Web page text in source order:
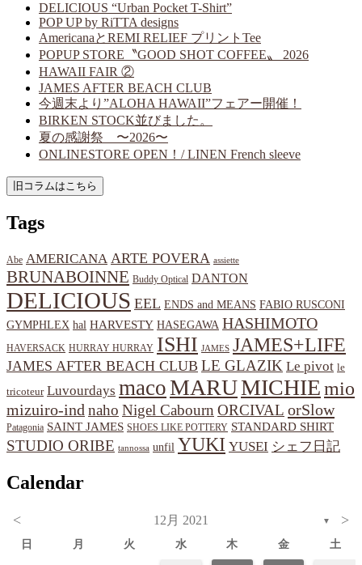
DELICIOUS “Urban Pocket T-Shirt”
POP UP by RiTTA designs
AmericanaとREMI RELIEF プリントTee
POPUP STORE〝GOOD SHOT COFFEE〟 2026
HAWAII FAIR ②
JAMES AFTER BEACH CLUB
今週末より”ALOHA HAWAII”フェアー開催！
BIRKEN STOCK並びました。
夏の感謝祭 〜2026〜
ONLINESTORE OPEN！/ LINEN French sleeve
Tags
Abe AMERICANA ARTE POVERA assiette
BRUNABOINNE Buddy Optical DANTON
DELICIOUS EEL ENDS and MEANS FABIO RUSCONI
GYMPHLEX hal HARVESTY HASEGAWA HASHIMOTO
HAVERSACK HURRAY HURRAY ISHI JAMES JAMES+LIFE
JAMES AFTER BEACH CLUB LE GLAZIK Le pivot le
tricoteur Luvourdays macoMARUMICHIEmio
mizuiro-ind naho Nigel Cabourn ORCIVAL orSlow
Patagonia SAINT JAMES SHOES LIKE POTTERY STANDARD SHIRT
STUDIO ORIBE tannossa unfil YUKI YUSEI シェフ日記
Calendar
< 12月 2021 ▼ >
日 月 火 水 木 金 土